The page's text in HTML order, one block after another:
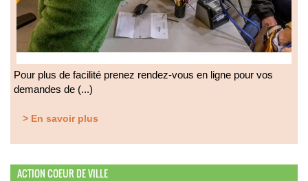
Pour plus de facilité prenez rendez-vous en ligne pour vos
demandes de (...)
> En savoir plus
ACTION COEUR DE VILLE